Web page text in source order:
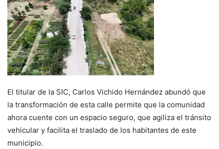
El titular de la SIC, Carlos Vichido Hernández abundó que
la transformación de esta calle permite que la comunidad
ahora cuente con un espacio seguro, que agiliza el tránsito
vehicular y facilita el traslado de los habitantes de este
municipio.